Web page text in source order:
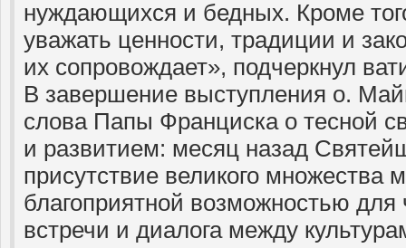
нуждающихся и бедных. Кроме
уважать ценности, традиции и
их сопровождает», подчеркнул
В завершение выступления о.
слова Папы Франциска о тесной
и развитием: месяц назад
присутствие великого множества
благоприятной возможностью для
встречи и диалога между